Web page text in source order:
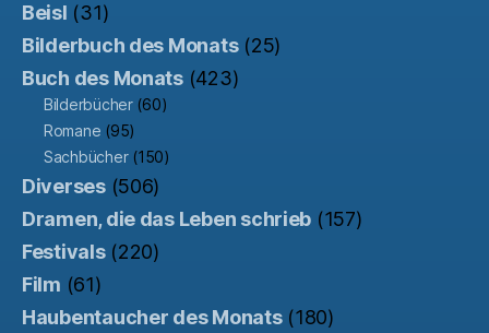
Beisl (31)
Bilderbuch des Monats(25)
Buch des Monats(423)
Bilderbücher(60)
Romane (95)
Sachbücher(150)
Diverses(506)
Dramen, die das Leben schrieb (157)
Festivals(220)
Film (61)
Haubentaucher des Monats(180)